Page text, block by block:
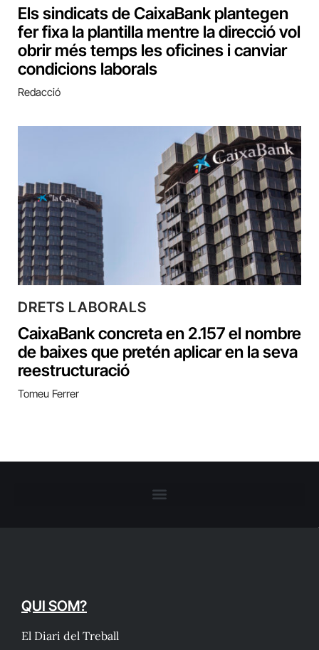
Els sindicats de CaixaBank plantegen
fer fixa la plantilla mentre la direcció vol
obrir més temps les oficines i canviar
condicions laborals
Redacció
DRETS LABORALS
CaixaBank concreta en 2.157 el nombre
de baixes que pretén aplicar en la seva
reestructuració
Tomeu Ferrer
QUI SOM?
El Diari del Treball